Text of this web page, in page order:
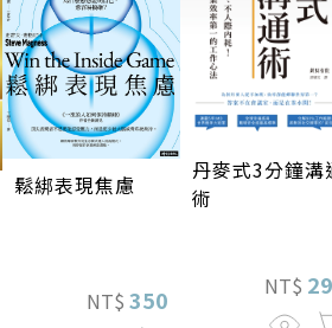
鬆綁表現焦慮
NT$ 350
丹麥式3分鐘溝
術
NT$